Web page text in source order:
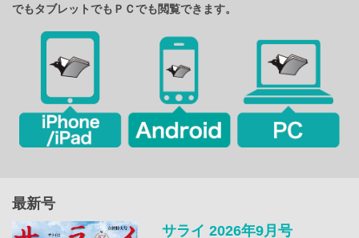
でもタブレットでもＰＣでも閲覧できます。
最新号
サライ 2026年9月号